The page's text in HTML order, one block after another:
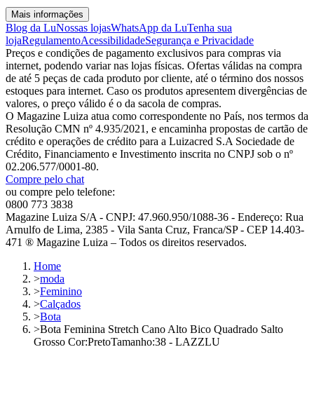
Mais informações
Blog da LuNossas lojasWhatsApp da LuTenha sua
lojaRegulamentoAcessibilidadeSegurança e Privacidade
Preços e condições de pagamento exclusivos para compras via
internet, podendo variar nas lojas físicas. Ofertas válidas na compra
de até 5 peças de cada produto por cliente, até o término dos nossos
estoques para internet. Caso os produtos apresentem divergências de
valores, o preço válido é o da sacola de compras.
O Magazine Luiza atua como correspondente no País, nos termos da
Resolução CMN nº 4.935/2021, e encaminha propostas de cartão de
crédito e operações de crédito para a Luizacred S.A Sociedade de
Crédito, Financiamento e Investimento inscrita no CNPJ sob o nº
02.206.577/0001-80.
Compre pelo chat
ou compre pelo telefone:
0800 773 3838
Magazine Luiza S/A - CNPJ: 47.960.950/1088-36 - Endereço: Rua
Arnulfo de Lima, 2385 - Vila Santa Cruz, Franca/SP - CEP 14.403-
471 ® Magazine Luiza – Todos os direitos reservados.
Home
>moda
>Feminino
>Calçados
>Bota
>Bota Feminina Stretch Cano Alto Bico Quadrado Salto
Grosso Cor:PretoTamanho:38 - LAZZLU